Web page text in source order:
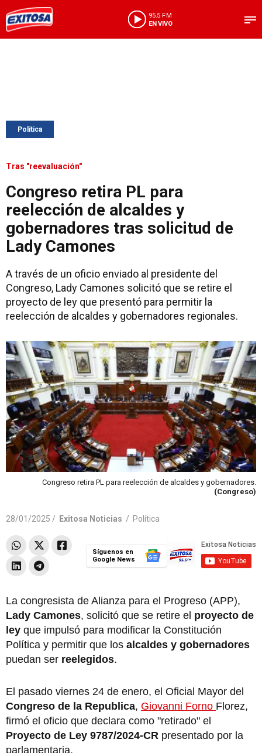
95.5 FM
EN VIVO
Política
Tras "reevaluación"
Congreso retira PL para
reelección de alcaldes y
gobernadores tras solicitud de
Lady Camones
A través de un oficio enviado al presidente del
Congreso, Lady Camones solicitó que se retire el
proyecto de ley que presentó para permitir la
reelección de alcaldes y gobernadores regionales.
Congreso retira PL para reelección de alcaldes y gobernadores.
(Congreso)
28/01/2025 / Exitosa Noticias / Política
Síguenos en
Google News
La congresista de Alianza para el Progreso (APP),
Lady Camones, solicitó que se retire el proyecto de
ley que impulsó para modificar la Constitución
Política y permitir que los alcaldes y gobernadores
puedan ser reelegidos.
El pasado viernes 24 de enero, el Oficial Mayor del
Congreso de la Republica, Giovanni Forno Florez,
firmó el oficio que declara como "retirado" el
Proyecto de Ley 9787/2024-CR presentado por la
parlamentaria.